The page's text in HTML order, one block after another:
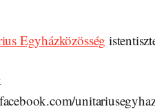
Egyházközösség